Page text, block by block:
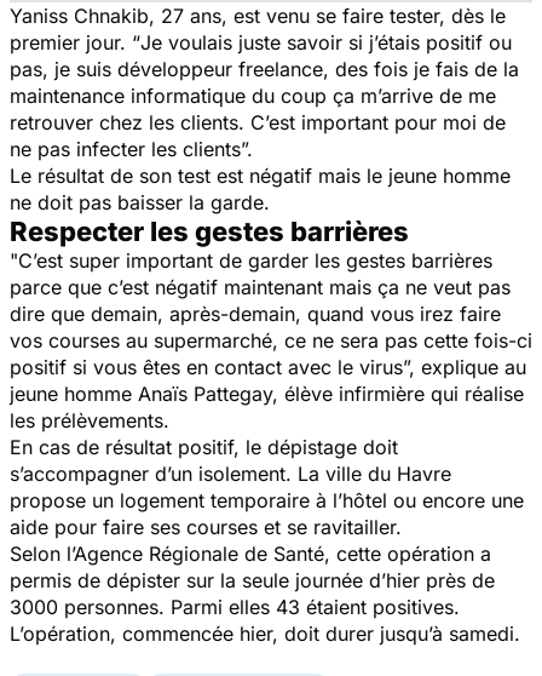
Yaniss Chnakib, 27 ans, est venu se faire tester, dès le
premier jour. “Je voulais juste savoir si j’étais positif ou
pas, je suis développeur freelance, des fois je fais de la
maintenance informatique du coup ça m’arrive de me
retrouver chez les clients. C’est important pour moi de
ne pas infecter les clients”.
Le résultat de son test est négatif mais le jeune homme
ne doit pas baisser la garde.
Respecter les gestes barrières
"C’est super important de garder les gestes barrières
parce que c’est négatif maintenant mais ça ne veut pas
dire que demain, après-demain, quand vous irez faire
vos courses au supermarché, ce ne sera pas cette fois-ci
positif si vous êtes en contact avec le virus”, explique au
jeune homme Anaïs Pattegay, élève infirmière qui réalise
les prélèvements.
En cas de résultat positif, le dépistage doit
s’accompagner d’un isolement. La ville du Havre
propose un logement temporaire à l’hôtel ou encore une
aide pour faire ses courses et se ravitailler.
Selon l’Agence Régionale de Santé, cette opération a
permis de dépister sur la seule journée d’hier près de
3000 personnes. Parmi elles 43 étaient positives.
L’opération, commencée hier, doit durer jusqu’à samedi.